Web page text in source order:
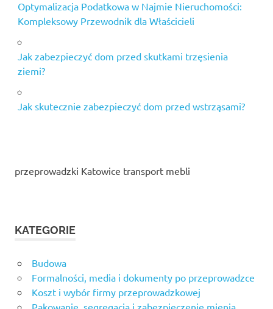
Optymalizacja Podatkowa w Najmie Nieruchomości:
Kompleksowy Przewodnik dla Właścicieli
Jak zabezpieczyć dom przed skutkami trzęsienia
ziemi?
Jak skutecznie zabezpieczyć dom przed wstrząsami?
przeprowadzki Katowice transport mebli
KATEGORIE
Budowa
Formalności, media i dokumenty po przeprowadzce
Koszt i wybór firmy przeprowadzkowej
Pakowanie, segregacja i zabezpieczenie mienia